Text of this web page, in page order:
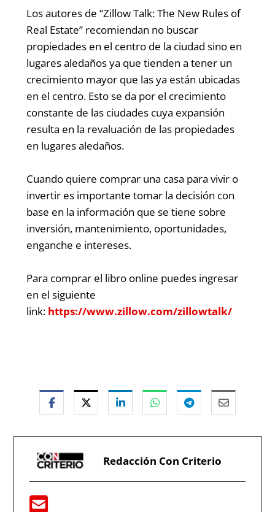
Los autores de “Zillow Talk: The New Rules of
Real Estate” recomiendan no buscar
propiedades en el centro de la ciudad sino en
lugares aledaños ya que tienden a tener un
crecimiento mayor que las ya están ubicadas
en el centro. Esto se da por el crecimiento
constante de las ciudades cuya expansión
resulta en la revaluación de las propiedades
en lugares aledaños.
Cuando quiere comprar una casa para vivir o
invertir es importante tomar la decisión con
base en la información que se tiene sobre
inversión, mantenimiento, oportunidades,
enganche e intereses.
Para comprar el libro online puedes ingresar
en el siguiente
link: https://www.zillow.com/zillowtalk/
Redacción Con Criterio